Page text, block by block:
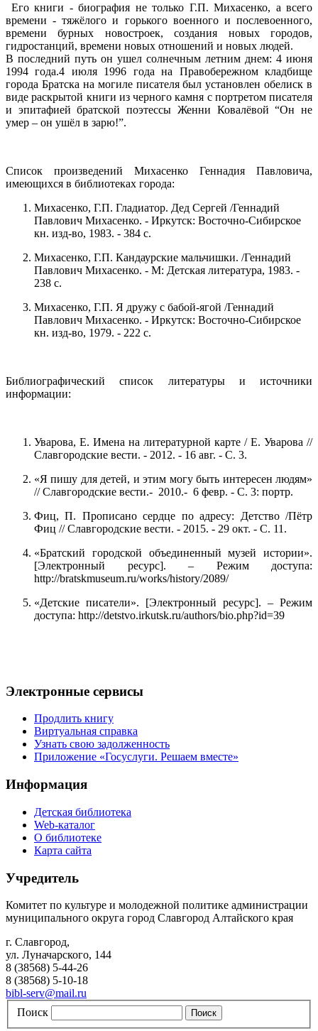
Его книги - биография не только Г.П. Михасенко, а всего
времени - тяжёлого и горького военного и послевоенного,
времени бурных новостроек, создания новых городов,
гидростанций, времени новых отношений и новых людей.
В последний путь он ушел солнечным летним днем: 4 июня
1994 года.4 июля 1996 года на Правобережном кладбище
города Братска на могиле писателя был установлен обелиск в
виде раскрытой книги из черного камня с портретом писателя
и эпитафией братской поэтессы Женни Ковалёвой “Он не
умер – он ушёл в зарю!”.
Список произведений Михасенко Геннадия Павловича,
имеющихся в библиотеках города:
Михасенко, Г.П. Гладиатор. Дед Сергей /Геннадий
Павлович Михасенко. - Иркутск: Восточно-Сибирское
кн. изд-во, 1983. - 384 с.
Михасенко, Г.П. Кандаурские мальчишки. /Геннадий
Павлович Михасенко. - М: Детская литература, 1983. -
238 с.
Михасенко, Г.П. Я дружу с бабой-ягой /Геннадий
Павлович Михасенко. - Иркутск: Восточно-Сибирское
кн. изд-во, 1979. - 222 с.
Библиографический список литературы и источники
информации:
Уварова, Е. Имена на литературной карте / Е. Уварова //
Славгородские вести. - 2012. - 16 авг. - С. 3.
«Я пишу для детей, и этим могу быть интересен людям»
// Славгородские вести.- ­ 2010.- ­ 6 февр. -­ С. 3: портр.
Фиц, П. Прописано сердце по адресу: Детство /Пётр
Фиц // Славгородские вести. - 2015. - 29 окт. - С. 11.
«Братский городской объединенный музей истории».
[Электронный ресурс]. – Режим доступа:
http://bratskmuseum.ru/works/history/2089/
«Детские писатели». [Электронный ресурс]. – Режим
доступа: http://detstvo.irkutsk.ru/authors/bio.php?id=39
Электронные сервисы
Продлить книгу
Виртуальная справка
Узнать свою задолженность
Приложение «Госуслуги. Решаем вместе»
Информация
Детская библиотека
Web-каталог
О библиотеке
Карта сайта
Учредитель
Комитет по культуре и молодежной политике администрации
муниципального округа город Славгород Алтайского края
г. Славгород,
ул. Луначарского, 144
8 (38568) 5-44-26
8 (38568) 5-10-18
bibl-serv@mail.ru
Поиск